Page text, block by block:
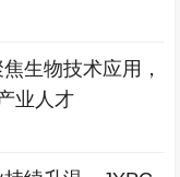
生物技术应用，
业人才